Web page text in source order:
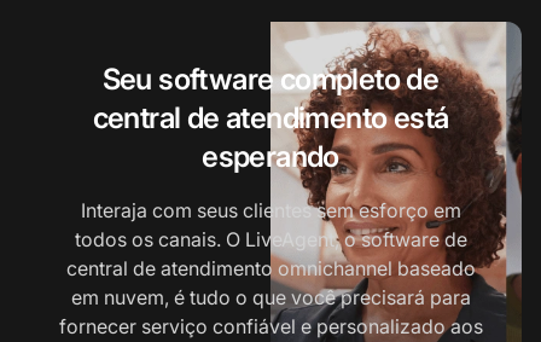
Seu software completo de
central de atendimento está
esperando
Interaja com seus clientes sem esforço em
todos os canais. O LiveAgent, o software de
central de atendimento omnichannel baseado
em nuvem, é tudo o que você precisará para
fornecer serviço confiável e personalizado aos